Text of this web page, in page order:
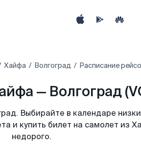
Хайфа Волгоград Расписание
— Волгоград
Выбирайте в календаре
и купить билет на самолет из
недорого.